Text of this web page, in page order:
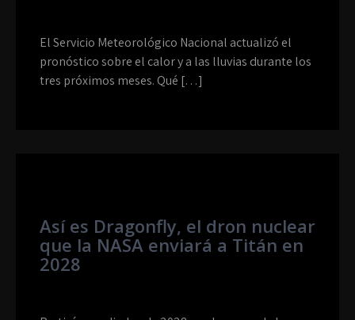
El Servicio Meteorológico Nacional actualizó el
pronóstico sobre el calor y a las lluvias durante los
tres próximos meses. Qué […]
Así es Dragonfly, el dron nuclear
que la NASA enviará a Titán en
2028